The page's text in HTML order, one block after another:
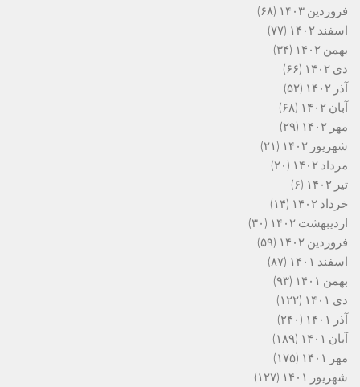
فروردین ۱۴۰۳
(۶۸)
اسفند ۱۴۰۲
(۷۷)
بهمن ۱۴۰۲
(۳۴)
دی ۱۴۰۲
(۶۶)
آذر ۱۴۰۲
(۵۲)
آبان ۱۴۰۲
(۶۸)
مهر ۱۴۰۲
(۲۹)
شهریور ۱۴۰۲
(۲۱)
مرداد ۱۴۰۲
(۲۰)
تیر ۱۴۰۲
(۶)
خرداد ۱۴۰۲
(۱۴)
اردیبهشت ۱۴۰۲
(۳۰)
فروردین ۱۴۰۲
(۵۹)
اسفند ۱۴۰۱
(۸۷)
بهمن ۱۴۰۱
(۹۳)
دی ۱۴۰۱
(۱۲۲)
آذر ۱۴۰۱
(۲۴۰)
آبان ۱۴۰۱
(۱۸۹)
مهر ۱۴۰۱
(۱۷۵)
شهریور ۱۴۰۱
(۱۲۷)